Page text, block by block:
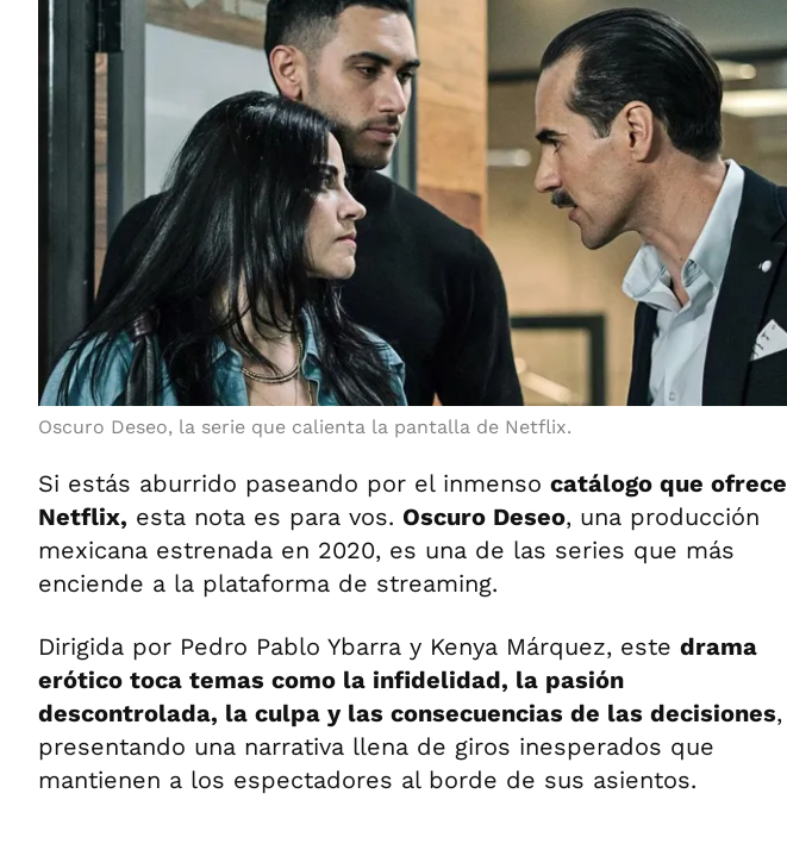
Oscuro Deseo, la serie que calienta la pantalla de Netflix.
Si estás aburrido paseando por el inmenso catálogo que ofrece
Netflix, esta nota es para vos. Oscuro Deseo, una producción
mexicana estrenada en 2020, es una de las series que más
enciende a la plataforma de streaming.
Dirigida por Pedro Pablo Ybarra y Kenya Márquez, este drama
erótico toca temas como la infidelidad, la pasión
descontrolada, la culpa y las consecuencias de las decisiones,
presentando una narrativa llena de giros inesperados que
mantienen a los espectadores al borde de sus asientos.